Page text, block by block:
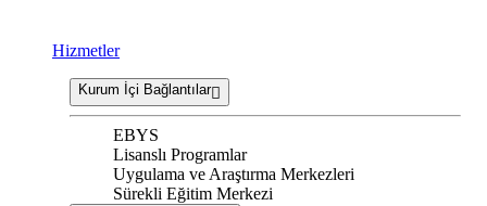
Hizmetler
Kurum İçi Bağlantılar
EBYS
Lisanslı Programlar
Uygulama ve Araştırma Merkezleri
Sürekli Eğitim Merkezi